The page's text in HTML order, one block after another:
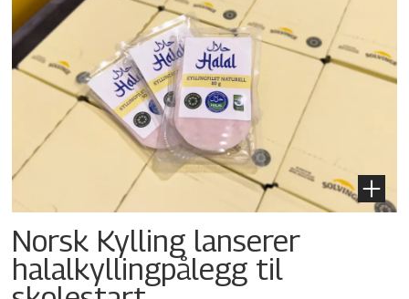
Norsk Kylling lanserer
halalkyllingpålegg til